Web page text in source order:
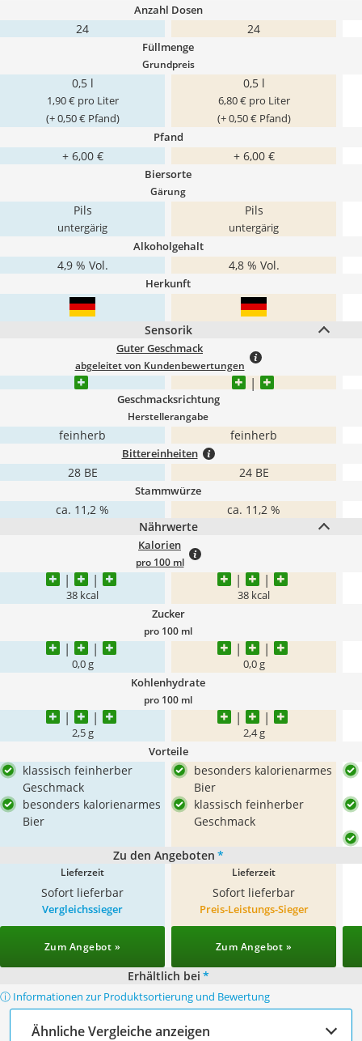
Anzahl Dosen
24 24
Füllmenge
Grundpreis
0,5 l
1,90 € pro Liter
(+ 0,50 € Pfand)
0,5 l
6,80 € pro Liter
(+ 0,50 € Pfand)
Pfand
+ 6,00 € + 6,00 €
Biersorte
Gärung
Pils
untergärig
Pils
untergärig
Alkoholgehalt
4,9 % Vol. 4,8 % Vol.
Herkunft
Sensorik
Guter Geschmack
abgeleitet von Kundenbewertungen
Geschmacksrichtung
Herstellerangabe
feinherb feinherb
Bittereinheiten
28 BE 24 BE
Stammwürze
ca. 11,2 %
ca. 11,2 %
Nährwerte
Kalorien
pro 100 ml
38 kcal 38 kcal
Zucker
pro 100 ml
0,0 g 0,0 g
Kohlenhydrate
pro 100 ml
2,5 g 2,4 g
Vorteile
klassisch feinherber
Geschmack
besonders kalorienarmes
Bier
besonders kalorienarmes
Bier
klassisch feinherber
Geschmack
Zu den Angeboten *
Lieferzeit
Sofort lieferbar
Lieferzeit
Sofort lieferbar
Vergleichssieger
Zum Angebot »
Preis-Leistungs-Sieger
Zum Angebot »
Erhältlich bei *
ⓘ Informationen zur Produktsortierung und Bewertung
Ähnliche Vergleiche anzeigen